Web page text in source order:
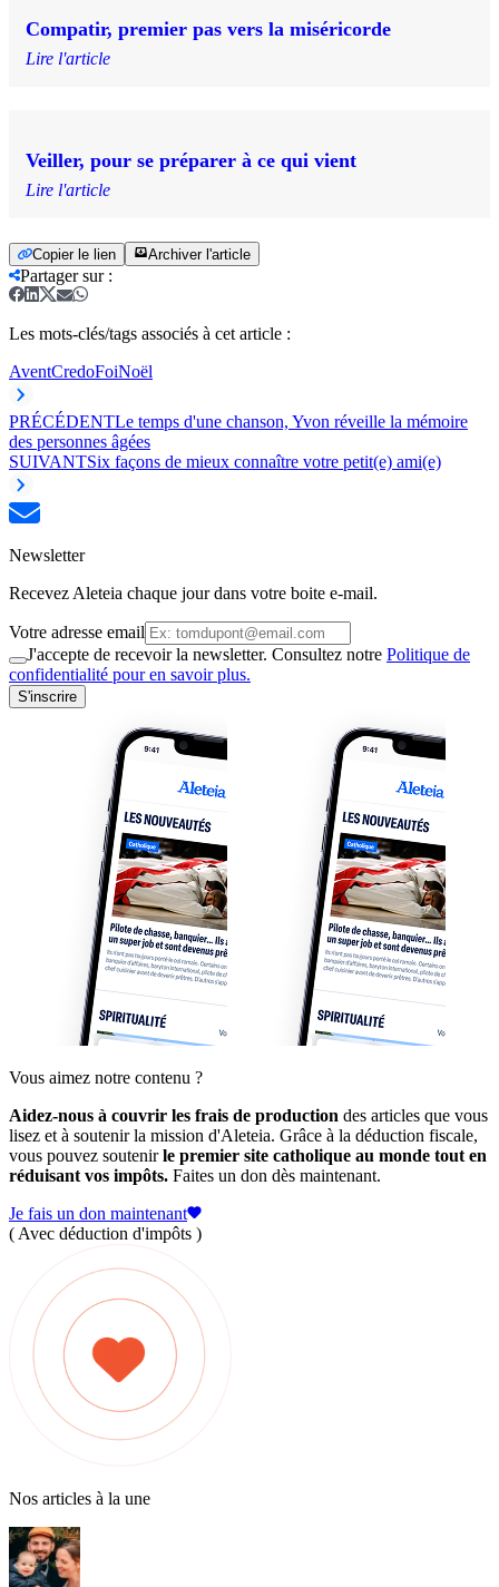
Compatir, premier pas vers la miséricorde
Lire l'article
Veiller, pour se préparer à ce qui vient
Lire l'article
Copier le lien Archiver l'article
Partager sur:
Les mots-clés/tags associés à cet article :
AventCredoFoiNoël
PRÉCÉDENTLe temps d'une chanson, Yvon réveille la mémoire
des personnes âgées
SUIVANTSix façons de mieux connaître votre petit(e) ami(e)
Newsletter
Recevez Aleteia chaque jour dans votre boite e-mail.
Votre adresse email
J'accepte de recevoir la newsletter. Consultez notre Politique de
confidentialité pour en savoir plus.
S'inscrire
Vous aimez notre contenu ?
Aidez-nous à couvrir les frais de production des articles que vous
lisez et à soutenir la mission d'Aleteia. Grâce à la déduction fiscale,
vous pouvez soutenirle premier site catholique au monde tout en
réduisant vos impôts. Faites un don dès maintenant.
Je fais un don maintenant
( Avec déduction d'impôts )
Nos articles à la une